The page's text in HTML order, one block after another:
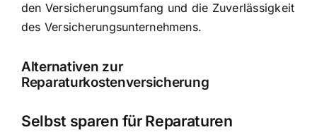
den Versicherungsumfang und die Zuverlässigkeit
des Versicherungsunternehmens.
Alternativen zur
Reparaturkostenversicherung
Selbst sparen für Reparaturen